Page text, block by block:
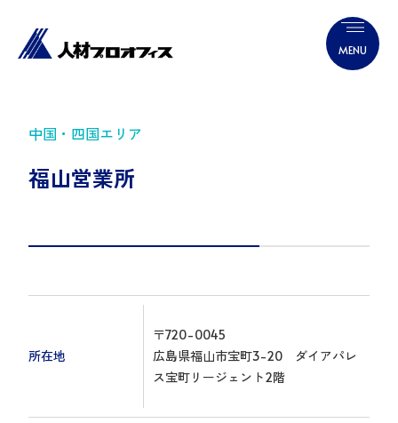
中国・四国エリア
福山営業所
所在地
〒720-0045
広島県福山市宝町3-20 ダイアパレ
ス宝町リージェント2階